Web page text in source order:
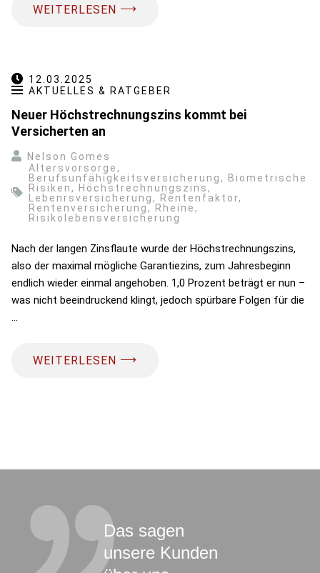
WEITERLESEN ⟶
12.03.2025
AKTUELLES & RATGEBER
Neuer Höchstrechnungszins kommt bei
Versicherten an
Nelson Gomes
Altersvorsorge ,
Berufsunfähigkeitsversicherung ,
Biometrische
Risiken , Höchstrechnungszins ,
Lebenrsversicherung , Rentenfaktor,
Rentenversicherung , Rheine ,
Risikolebensversicherung
Nach der langen Zinsflaute wurde der Höchstrechnungszins,
also der maximal mögliche Garantiezins, zum Jahresbeginn
endlich wieder einmal angehoben. 1,0 Prozent beträgt er nun –
was nicht beeindruckend klingt, jedoch spürbare Folgen für die
…
WEITERLESEN ⟶
Das sagen
unsere Kunden